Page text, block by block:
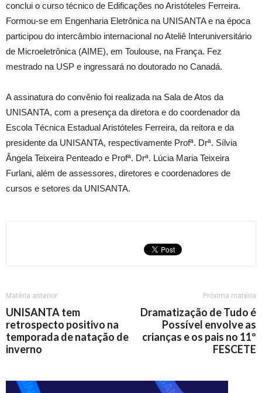
conclui o curso técnico de Edificações no Aristóteles Ferreira.
Formou-se em Engenharia Eletrônica na UNISANTA e na época
participou do intercâmbio internacional no Ateliê Interuniversitário
de Microeletrônica (AIME), em Toulouse, na França. Fez
mestrado na USP e ingressará no doutorado no Canadá.
A assinatura do convênio foi realizada na Sala de Atos da
UNISANTA, com a presença da diretora e do coordenador da
Escola Técnica Estadual Aristóteles Ferreira, da reitora e da
presidente da UNISANTA, respectivamente Profª. Drª. Sílvia
Ângela Teixeira Penteado e Profª. Drª. Lúcia Maria Teixeira
Furlani, além de assessores, diretores e coordenadores de
cursos e setores da UNISANTA.
Matéria anterior
UNISANTA tem
retrospecto positivo na
temporada de natação de
inverno
Próxima matéria
Dramatização de Tudo é
Possível envolve as
crianças e os pais no 11º
FESCETE